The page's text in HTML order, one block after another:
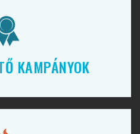
KAMPÁNYOK